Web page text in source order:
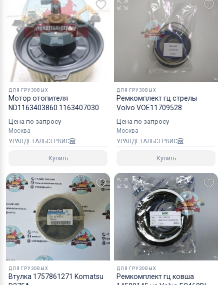
них. Отправка товара будет на Вашей
ответственности, но мы позаботимся о
хрупких грузов.
Коробки оптимального размера и с
надежным уровнем защиты.
Специалисты компании готовы взять на себя все
мероприятия по оформлению документов и
перевозке вашего заказа в любой регион РФ, в
страны СНГ, Азии и ЕС.
ДЛЯ ГРУЗОВЫХ
Мотор отопителя
ND1163403860 1163407030
Цена по запросу
Москва
УРАЛДЕТАЛЬСЕРВИС
Купить
ДЛЯ ГРУЗОВЫХ
Ремкомплект гц стрелы
Volvo VOE11709528
Цена по запросу
Москва
УРАЛДЕТАЛЬСЕРВИС
Купить
ДЛЯ ГРУЗОВЫХ
Втулка 1757861271 Komatsu
ДЛЯ ГРУЗОВЫХ
Ремкомплект гц ковша